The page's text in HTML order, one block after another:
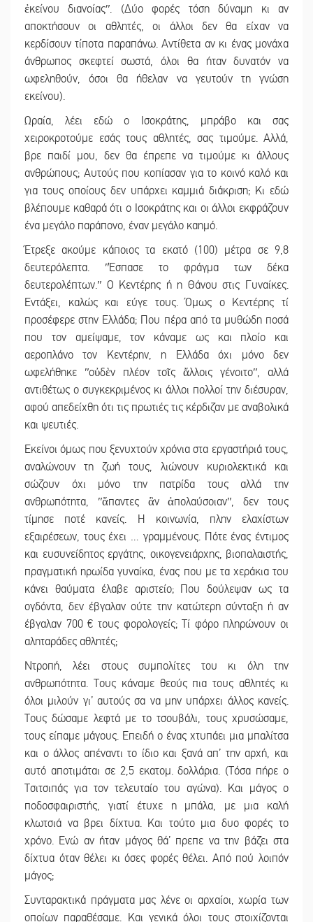
ἐκείνου διανοίαςʺ. (Δύο φορές τόση δύναμη κι αν
αποκτήσουν οι αθλητές, οι άλλοι δεν θα είχαν να
κερδίσουν τίποτα παραπάνω. Αντίθετα αν κι ένας μονάχα
άνθρωπος σκεφτεί σωστά, όλοι θα ήταν δυνατόν να
ωφεληθούν, όσοι θα ήθελαν να γευτούν τη γνώση
εκείνου).
Ωραία, λέει εδώ ο Ισοκράτης, μπράβο και σας
χειροκροτούμε εσάς τους αθλητές, σας τιμούμε. Αλλά,
βρε παιδί μου, δεν θα έπρεπε να τιμούμε κι άλλους
ανθρώπους; Αυτούς που κοπίασαν για το κοινό καλό και
για τους οποίους δεν υπάρχει καμμιά διάκριση; Κι εδώ
βλέπουμε καθαρά ότι ο Ισοκράτης και οι άλλοι εκφράζουν
ένα μεγάλο παράπονο, έναν μεγάλο καημό.
Έτρεξε ακούμε κάποιος τα εκατό (100) μέτρα σε 9,8
δευτερόλεπτα. ʺΈσπασε το φράγμα των δέκα
δευτερολέπτων.ʺ Ο Κεντέρης ή η Θάνου στις Γυναίκες.
Εντάξει, καλώς και εύγε τους. Όμως ο Κεντέρης τί
προσέφερε στην Ελλάδα; Που πέρα από τα μυθώδη ποσά
που τον αμείψαμε, τον κάναμε ως και πλοίο και
αεροπλάνο τον Κεντέρην, η Ελλάδα όχι μόνο δεν
ωφελήθηκε ʺοὐδὲν πλέον τοῖς ἄλλοις γένοιτοʺ, αλλά
αντιθέτως ο συγκεκριμένος κι άλλοι πολλοί την διέσυραν,
αφού απεδείχθη ότι τις πρωτιές τις κέρδιζαν με αναβολικά
και ψευτιές.
Εκείνοι όμως που ξενυχτούν χρόνια στα εργαστήριά τους,
αναλώνουν τη ζωή τους, λιώνουν κυριολεκτικά και
σώζουν όχι μόνο την πατρίδα τους αλλά την
ανθρωπότητα, ʺἅπαντες ἂν ἀπολαύσοιανʺ, δεν τους
τίμησε ποτέ κανείς. Η κοινωνία, πλην ελαχίστων
εξαιρέσεων, τους έχει … γραμμένους. Πότε ένας έντιμος
και ευσυνείδητος εργάτης, οικογενειάρχης, βιοπαλαιστής,
πραγματική ηρωίδα γυναίκα, ένας που με τα χεράκια του
κάνει θαύματα έλαβε αριστείο; Που δούλεψαν ως τα
ογδόντα, δεν έβγαλαν ούτε την κατώτερη σύνταξη ή αν
έβγαλαν 700 € τους φορολογείς; Τί φόρο πληρώνουν οι
αληταράδες αθλητές;
Ντροπή, λέει στους συμπολίτες του κι όλη την
ανθρωπότητα. Τους κάναμε θεούς πια τους αθλητές κι
όλοι μιλούν γι’ αυτούς σα να μην υπάρχει άλλος κανείς.
Τους δώσαμε λεφτά με το τσουβάλι, τους χρυσώσαμε,
τους είπαμε μάγους. Επειδή ο ένας χτυπάει μια μπαλίτσα
και ο άλλος απέναντι το ίδιο και ξανά απ’ την αρχή, και
αυτό αποτιμάται σε 2,5 εκατομ. δολλάρια. (Τόσα πήρε ο
Τσιτσιπάς για τον τελευταίο του αγώνα). Και μάγος ο
ποδοσφαιριστής, γιατί έτυχε η μπάλα, με μια καλή
κλωτσιά να βρει δίχτυα. Και τούτο μια δυο φορές το
χρόνο. Ενώ αν ήταν μάγος θά’ πρεπε να την βάζει στα
δίχτυα όταν θέλει κι όσες φορές θέλει. Από πού λοιπόν
μάγος;
Συνταρακτικά πράγματα μας λένε οι αρχαίοι, χωρία των
οποίων παραθέσαμε. Και γενικά όλοι τους στοιχίζονται